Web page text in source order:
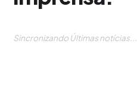
Sincronizando Últimas notícias...